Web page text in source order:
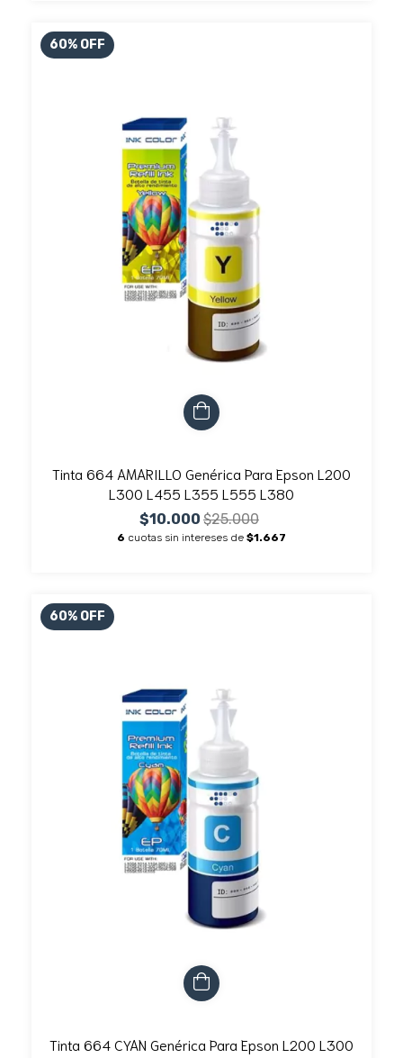
60% OFF
Tinta 664 AMARILLO Genérica Para Epson L200
L300 L455 L355 L555 L380
$10.000 $25.000
6 cuotas sin intereses de $1.667
60% OFF
Tinta 664 CYAN Genérica Para Epson L200 L300